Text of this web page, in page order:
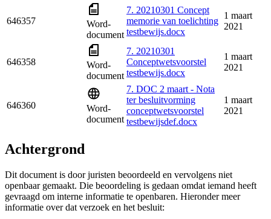
646357
Word-
document
7. 20210301 Concept
memorie van toelichting
testbewijs.docx
1 maart
2021
646358
Word-
document
7. 20210301
Conceptwetsvoorstel
testbewijs.docx
1 maart
2021
646360
Word-
document
7. DOC 2 maart - Nota
ter besluitvorming
conceptwetsvoorstel
testbewijsdef.docx
1 maart
2021
Achtergrond
Dit document is door juristen beoordeeld en vervolgens niet
openbaar gemaakt. Die beoordeling is gedaan omdat iemand heeft
gevraagd om interne informatie te openbaren. Hieronder meer
informatie over dat verzoek en het besluit: